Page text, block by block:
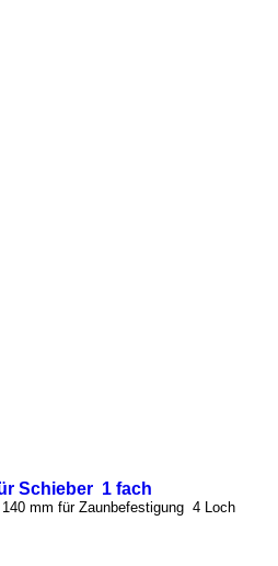
Schieber 1 fach
mm für Zaunbefestigung 4 Loch